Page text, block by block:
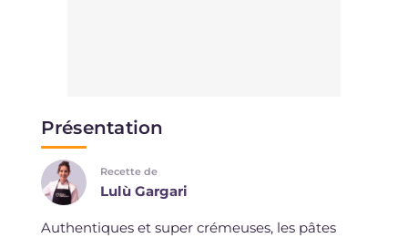
Présentation
Recette de
Lulù Gargari
Authentiques et super crémeuses, les pâtes